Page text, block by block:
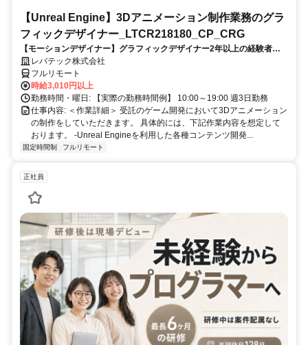
【Unreal Engine】3Dアニメーション制作業務のグラ
フィックデザイナー_LTCR218180_CP_CRG
【モーションデザイナー】グラフィックデザイナー2年以上の経験者を
歓迎！キャリアアップを目指したい方も大歓迎♪
レバテック株式会社
フルリモート
時給3,010円以上
勤務時間・曜日: 【実際の勤務時間例】 10:00～19:00 週3日勤務
仕事内容: ＜作業詳細＞ 受託のゲーム開発において3Dアニメーション
の制作をしていただきます。 具体的には、下記作業内容を想定して
おります。 -Unreal Engineを利用した各種コンテンツ開発...
固定時間制 フルリモート
正社員